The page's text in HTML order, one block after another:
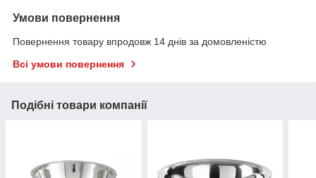
Умови повернення
Повернення товару впродовж 14 днів за домовленістю
Всі умови повернення
Подібні товари компанії